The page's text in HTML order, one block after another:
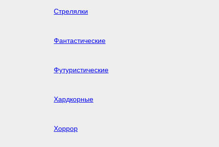
Стрелялки
Фантастические
Футуристические
Хардкорные
Хоррор